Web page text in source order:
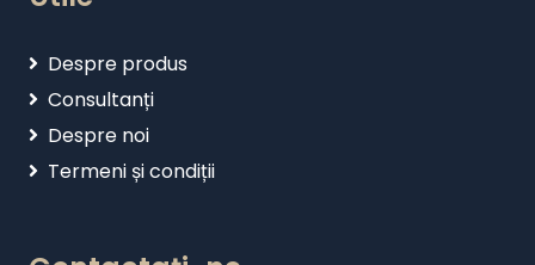
Despre produs
Consultanți
Despre noi
Termeni și condiții